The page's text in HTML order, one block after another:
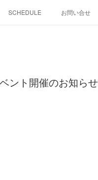
SCHEDULE お問い合せ
ント開催のお知らせ